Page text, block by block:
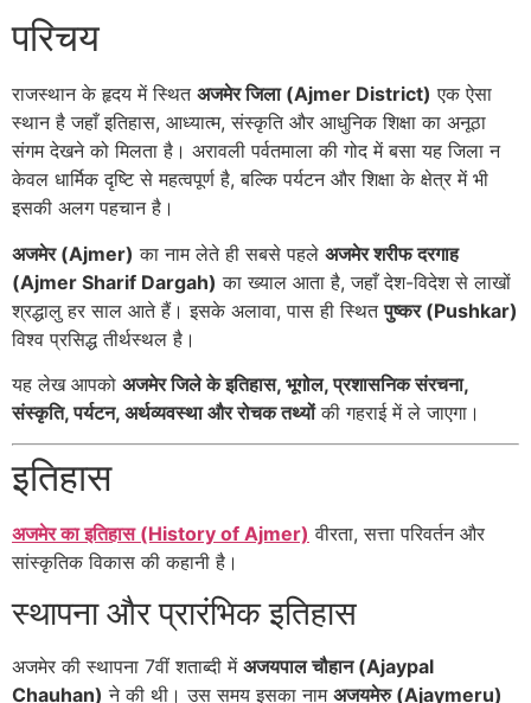
परिचय
राजस्थान के हृदय में स्थित अजमेर जिला (Ajmer District) एक ऐसा
स्थान है जहाँ इतिहास, आध्यात्म, संस्कृति और आधुनिक शिक्षा का अनूठा
संगम देखने को मिलता है। अरावली पर्वतमाला की गोद में बसा यह जिला न
केवल धार्मिक दृष्टि से महत्वपूर्ण है, बल्कि पर्यटन और शिक्षा के क्षेत्र में भी
इसकी अलग पहचान है।
अजमेर (Ajmer) का नाम लेते ही सबसे पहले अजमेर शरीफ दरगाह
(Ajmer Sharif Dargah) का ख्याल आता है, जहाँ देश-विदेश से लाखों
श्रद्धालु हर साल आते हैं। इसके अलावा, पास ही स्थितपुष्कर (Pushkar)
विश्व प्रसिद्ध तीर्थस्थल है।
यह लेख आपको अजमेर जिले के इतिहास, भूगोल, प्रशासनिक संरचना,
संस्कृति, पर्यटन, अर्थव्यवस्था और रोचक तथ्योंकी गहराई में ले जाएगा।
इतिहास
अजमेर का इतिहास (History of Ajmer) वीरता, सत्ता परिवर्तन और
सांस्कृतिक विकास की कहानी है।
स्थापना और प्रारंभिक इतिहास
अजमेर की स्थापना 7वीं शताब्दी में अजयपाल चौहान (Ajaypal
Chauhan) ने की थी। उस समय इसका नाम अजयमेरु (Ajaymeru)